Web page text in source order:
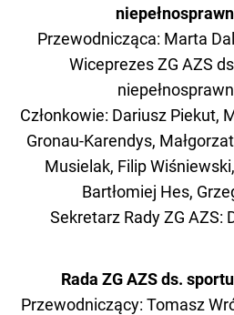
Przewodnicząca: Marta
Wiceprezes ZG AZS
Członkowie: Dariusz Piekut,
Gronau-Karendys,
Musielak, Filip
Bartłomiej Hes,
Sekretarz Rady ZG AZS:
Rada ZG AZS ds.
Przewodniczący: Tomasz